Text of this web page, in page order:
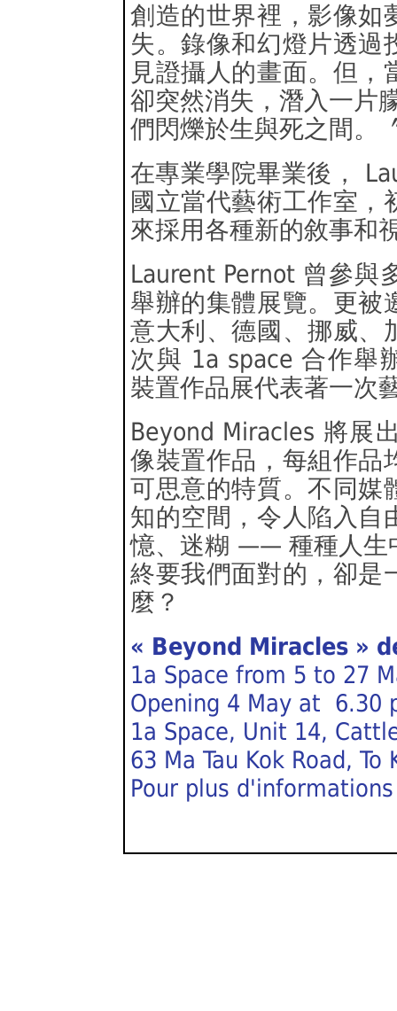
創造的世界裡，影像如
失。錄像和幻燈片透過
見證攝人的畫面。但
卻突然消失，潛入一片
們閃爍於生與死之間。
在專業學院畢業後，
國立當代藝術工作室，
來採用各種新的敘事和
Laurent Pernot 曾參與
舉辦的集體展覽。更被
意大利、德國、挪威、
次與 1a space 合作舉
裝置作品展代表著一次
Beyond Miracles 將展
像裝置作品，每組作品
可思意的特質。不同媒
知的空間，令人陷入自
憶、迷糊 —— 種種人生
終要我們面對的，卻是
麼？
« Beyond Miracles »
1a Space from 5 to 27
Opening 4 May at 6.30
1a Space, Unit 14,
63 Ma Tau Kok Road, To
Pour plus